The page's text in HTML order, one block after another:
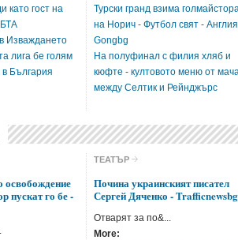
Show Image
като гост на
Изваждането
лига бе голям
България
Турски гранд взима
на Норич - Футбол свят -
Gongbg
На полуфинал с филия хляб и
кюфте - култовото меню от
между Селтик и Рейнджърс
Музика
пускат го бе -
ТЕАТЪР
Почина украинският писател
Сергей Дяченко - Trafficnewsbg
Отварят за по&...
More: